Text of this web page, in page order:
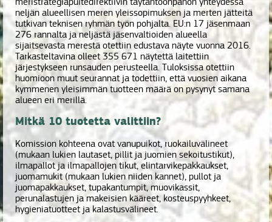
neljän alueellisen meren yleissopimuksen ja merten jätteitä
tutkivan teknisen ryhmän työn pohjalta. EU:n 17 jäsenmaan
276 rannalta ja neljästä jäsenvaltioiden alueella
sijaitsevasta merestä otettiin edustava näyte vuonna 2016.
Tarkasteltavina olleet 355 671 näytettä laitettiin
järjestykseen runsauden perusteella. Tuloksissa otettiin
huomioon muut seurannat ja todettiin, että vuosien aikana
kymmenen yleisimmän tuotteen määrä on pysynyt samana
alueen eri merillä.
Mitkä 10 tuotetta valittiin?
Komission kohteena ovat vanupuikot, ruokailuvälineet
(mukaan lukien lautaset, pillit ja juomien sekoitustikut),
ilmapallot ja ilmapallojen tikut, elintarvikepakkaukset,
juomamukit (mukaan lukien niiden kannet), pullot ja
juomapakkaukset, tupakantumpit, muovikassit,
perunalastujen ja makeisien kääreet, kosteuspyyhkeet,
hygieniatuotteet ja kalastusvälineet.